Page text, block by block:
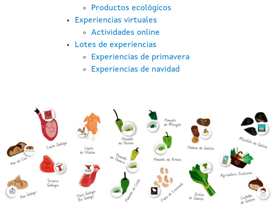
Productos ecológicos
Experiencias virtuales
Actividades online
Lotes de experiencias
Experiencias de primavera
Experiencias de navidad